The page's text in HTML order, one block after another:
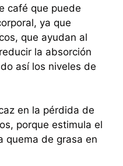
café que puede
ya que
que ayudan al
la absorción
así los niveles de
en la pérdida de
porque estimula el
quema de grasa en